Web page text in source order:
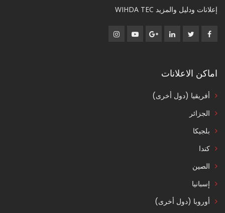
إعلانات ودليل والمزيد WIHDA TEC
اماكن الاعلانات
أفريقيا (دول أخرى)
الجزائر
بلجيكا
كندا
الصين
إسبانيا
أوروبا (دول أخرى)